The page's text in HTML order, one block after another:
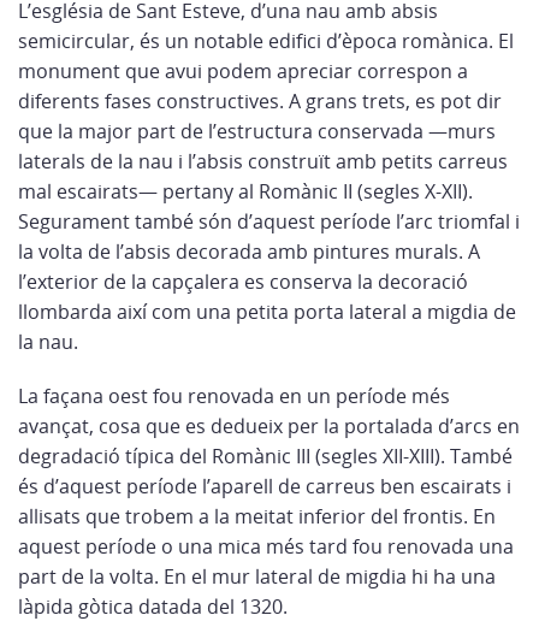
L’església de Sant Esteve, d’una nau amb absis
semicircular, és un notable edifici d’època romànica. El
monument que avui podem apreciar correspon a
diferents fases constructives. A grans trets, es pot dir
que la major part de l’estructura conservada —murs
laterals de la nau i l’absis construït amb petits carreus
mal escairats— pertany al Romànic II (segles X-XII).
Segurament també són d’aquest període l’arc triomfal i
la volta de l’absis decorada amb pintures murals. A
l’exterior de la capçalera es conserva la decoració
llombarda així com una petita porta lateral a migdia de
la nau.
La façana oest fou renovada en un període més
avançat, cosa que es dedueix per la portalada d’arcs en
degradació típica del Romànic III (segles XII-XIII). També
és d’aquest període l’aparell de carreus ben escairats i
allisats que trobem a la meitat inferior del frontis. En
aquest període o una mica més tard fou renovada una
part de la volta. En el mur lateral de migdia hi ha una
làpida gòtica datada del 1320.